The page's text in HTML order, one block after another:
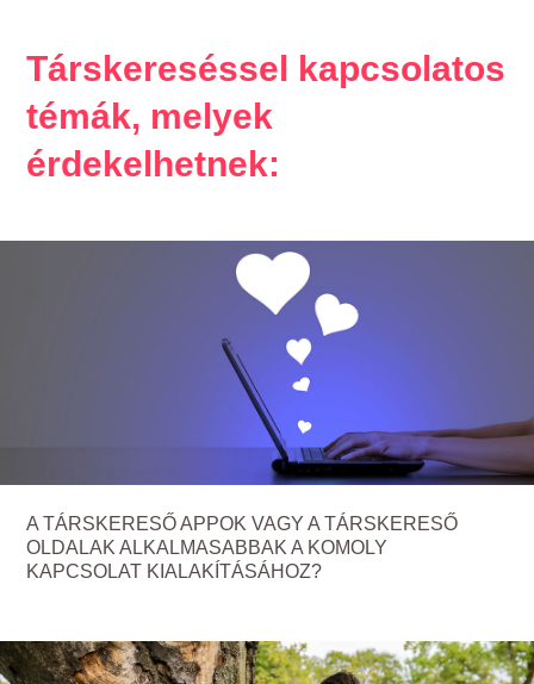
Társkereséssel kapcsolatos
témák, melyek
érdekelhetnek:
A TÁRSKERESŐ APPOK VAGY A TÁRSKERESŐ
OLDALAK ALKALMASABBAK A KOMOLY
KAPCSOLAT KIALAKÍTÁSÁHOZ?